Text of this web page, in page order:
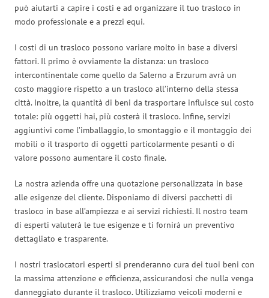
può aiutarti a capire i costi e ad organizzare il tuo trasloco in
modo professionale e a prezzi equi.
I costi di un trasloco possono variare molto in base a diversi
fattori. Il primo è ovviamente la distanza: un trasloco
intercontinentale come quello da Salerno a Erzurum avrà un
costo maggiore rispetto a un trasloco all’interno della stessa
città. Inoltre, la quantità di beni da trasportare influisce sul costo
totale: più oggetti hai, più costerà il trasloco. Infine, servizi
aggiuntivi come l’imballaggio, lo smontaggio e il montaggio dei
mobili o il trasporto di oggetti particolarmente pesanti o di
valore possono aumentare il costo finale.
La nostra azienda offre una quotazione personalizzata in base
alle esigenze del cliente. Disponiamo di diversi pacchetti di
trasloco in base all’ampiezza e ai servizi richiesti. Il nostro team
di esperti valuterà le tue esigenze e ti fornirà un preventivo
dettagliato e trasparente.
I nostri traslocatori esperti si prenderanno cura dei tuoi beni con
la massima attenzione e efficienza, assicurandosi che nulla venga
danneggiato durante il trasloco. Utilizziamo veicoli moderni e